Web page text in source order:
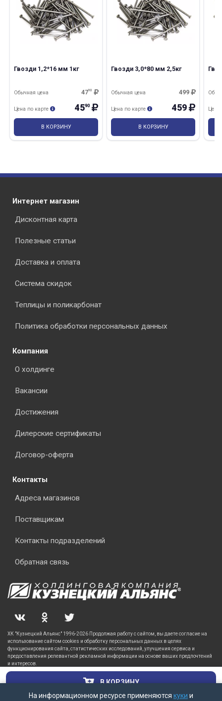
В КОРЗИНУ
Гвозди 1,2*16 мм 1кг
4790
Обычная цена
4590
Цена по карте
В КОРЗИНУ
Гвозди 3,0*80 мм 2,5кг
499
Обычная цена
459
Цена по карте
В КОРЗИНУ
Цена
На информационном ресурсе применяются куки и
Интернет магазин
Дисконтная карта
Полезные статьи
Доставка и оплата
Система скидок
Теплицы и поликарбонат
Политика обработки персональных данных
Компания
О холдинге
Вакансии
Достижения
Дилерские сертификаты
Договор-оферта
Контакты
Адреса магазинов
Поставщикам
Контакты подразделений
Обратная связь
ХК "Кузнецкий Альянс" 1996-2026 Продолжая работу с сайтом, вы даете согласие на
использование сайтом cookies и обработку персональных данных в целях
функционирования сайта, статистических исследований, улучшения сервиса и
предоставления релевантной рекламной информации на основе ваших предпочтений
и интересов.